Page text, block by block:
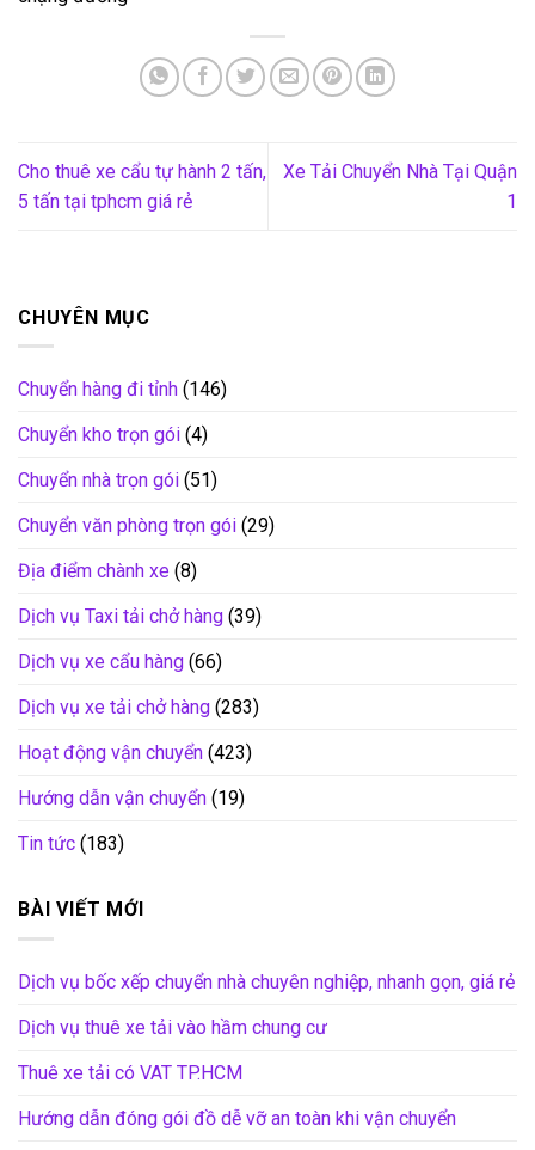
Cho thuê xe cẩu tự hành 2 tấn,
5 tấn tại tphcm giá rẻ
Xe Tải Chuyển Nhà Tại Quận
1
CHUYÊN MỤC
Chuyển hàng đi tỉnh (146)
Chuyển kho trọn gói (4)
Chuyển nhà trọn gói (51)
Chuyển văn phòng trọn gói (29)
Địa điểm chành xe (8)
Dịch vụ Taxi tải chở hàng (39)
Dịch vụ xe cẩu hàng (66)
Dịch vụ xe tải chở hàng (283)
Hoạt động vận chuyển (423)
Hướng dẫn vận chuyển (19)
Tin tức (183)
BÀI VIẾT MỚI
Dịch vụ bốc xếp chuyển nhà chuyên nghiệp, nhanh gọn, giá rẻ
Dịch vụ thuê xe tải vào hầm chung cư
Thuê xe tải có VAT TP.HCM
Hướng dẫn đóng gói đồ dễ vỡ an toàn khi vận chuyển